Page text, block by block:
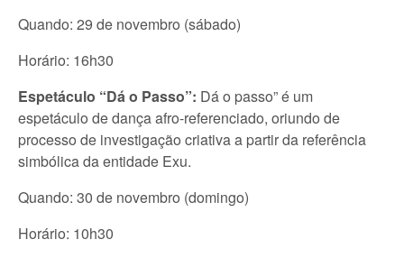
Quando: 29 de novembro (sábado)
Horário: 16h30
Espetáculo “Dá o Passo”: Dá o passo” é um
espetáculo de dança afro-referenciado, oriundo de
processo de investigação criativa a partir da referência
simbólica da entidade Exu.
Quando: 30 de novembro (domingo)
Horário: 10h30